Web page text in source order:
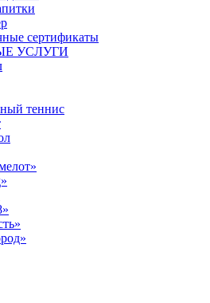
сертификаты
УСЛУГИ
теннис